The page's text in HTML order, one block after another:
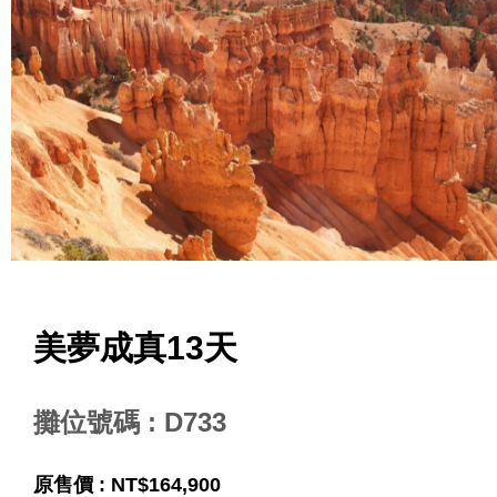
美夢成真13天
攤位號碼 : D733
原售價 : NT$164,900